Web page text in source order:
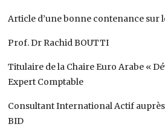
Article d’une bonne contenance sur
Prof. Dr Rachid BOUTTI
Titulaire de la Chaire Euro Arabe «
Expert Comptable
Consultant International Actif auprès
BID